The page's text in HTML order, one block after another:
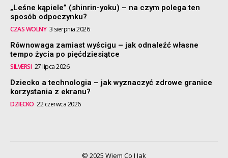
„Leśne kąpiele” (shinrin-yoku) – na czym polega ten
sposób odpoczynku?
CZAS WOLNY 3 sierpnia 2026
Równowaga zamiast wyścigu – jak odnaleźć własne
tempo życia po pięćdziesiątce
SILVERSI 27 lipca 2026
Dziecko a technologia – jak wyznaczyć zdrowe granice
korzystania z ekranu?
DZIECKO 22 czerwca 2026
© 2025 Wiem Co I Jak